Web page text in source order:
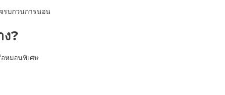
รบกวนการนอน
?
หมอนพิเศษ